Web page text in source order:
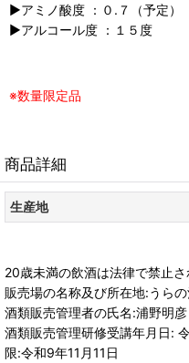
▶︎アミノ酸度 ：０.７（予定）
▶︎アルコール度 ：１５度
※数量限定品
商品詳細
生産地
20歳未満の飲酒は法律で禁止さ
販売場の名称及び所在地:うら
酒類販売管理者の氏名:浦野明彦
酒類販売管理研修受講年月日:
限:令和9年11月11日